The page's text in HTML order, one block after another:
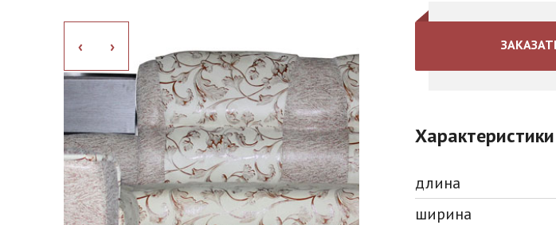
› ›
Характеристики
длина
ширина